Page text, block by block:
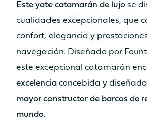
Este yate catamarán de lujo se
cualidades excepcionales, que
confort, elegancia y
navegación. Diseñado por
este excepcional catamarán
excelencia concebida y
mayor constructor de barcos de
mundo.
SALA DE ESTAR
PROPIETARIO
14m² 15m²
SALA DE ESTAR
LOUNGE FLY